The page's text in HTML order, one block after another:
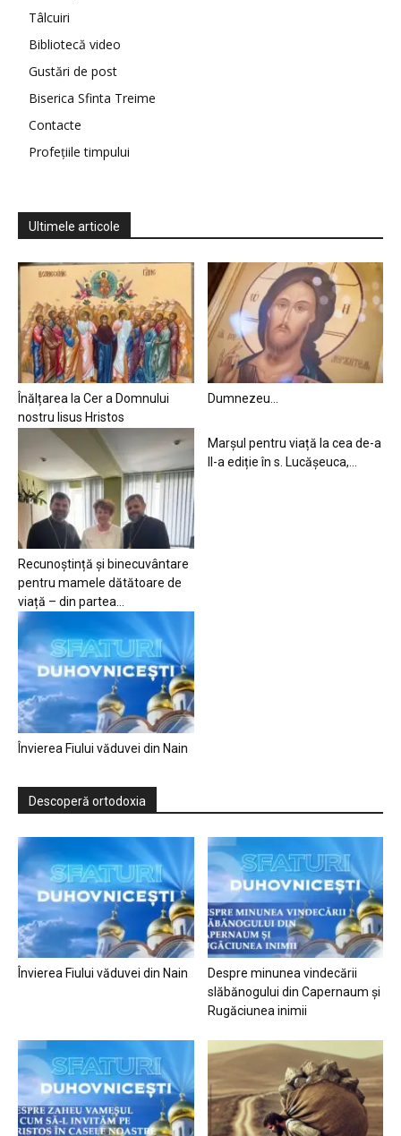
Tâlcuiri
Bibliotecă video
Gustări de post
Biserica Sfinta Treime
Contacte
Profețiile timpului
Ultimele articole
Înălțarea la Cer a Domnului
nostru Iisus Hristos
Dumnezeu…
Recunoștință și binecuvântare
pentru mamele dătătoare de
viață – din partea...
Marșul pentru viață la cea de-a
II-a ediție în s. Lucășeuca,...
Învierea Fiului văduvei din Nain
Descoperă ortodoxia
Învierea Fiului văduvei din Nain
Despre minunea vindecării
slăbănogului din Capernaum și
Rugăciunea inimii